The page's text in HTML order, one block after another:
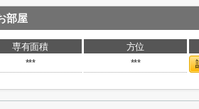
部屋
専有面積 方位
*** ***